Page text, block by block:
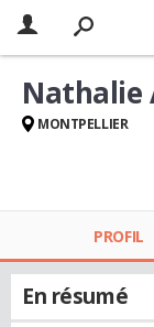
Nathalie
MONTPELLIER
PROFIL
En résumé